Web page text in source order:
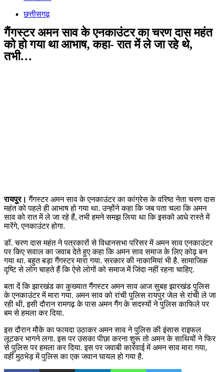
छत्तीसगढ़
गैंगस्टर अमन साव के एनकाउंटर का चरण दास महंत
को हो गया था आभाष, कहा- रात में ले जा रहे थे,
तभी…
रायपुर। गैंगस्टर अमन साव के एनकाउंटर का कांग्रेस के वरिष्ठ नेता चरण दास
महंत को पहले ही आभाष हो गया था. उन्होंने कहा कि जब पता चला कि अमन
साव को रात में ले जा रहे हैं, तभी हमने समझ लिया था कि इसको आधे रास्ते में
मारेंगे, एनकाउंटर होगा.
डॉ. चरण दास महंत ने पत्रकारों से विधानसभा परिसर में अमन साव एनकाउंटर
पर किए सवाल का जवाब देते हुए कहा कि अमन साव समाज के लिए कोढ़ बन
गया था. बहुत बड़ा गैंगस्टर मारा गया. सरकार की नाकामियां भी है. सामाजिक
दृष्टि से लोग चाहते हैं कि ऐसे लोगों को समाज में जिंदा नहीं रहना चाहिए.
बता दें कि झारखंड का कुख्यात गैंगस्टर अमन साव आज सुबह झारखंड पुलिस
के एनकाउंटर में मारा गया. अमन साव को रांची पुलिस रायपुर जेल से रांची ले जा
रही थी, इसी दौरान रामगढ़ के पास अमन गैंग के सदस्यों ने पुलिस काफिले पर
बम से हमला कर दिया.
इस दौरान मौके का फायदा उठाकर अमन साव ने पुलिस की इंसास राइफल
लूटकर भागने लगा. इस पर उसका पीछा करना शुरू तो अमन के साथियों ने फिर
से पुलिस पर हमला कर दिया. इस पर जवाबी कार्रवाई में अमन साव मारा गया,
वहीं मुठभेड़ में पुलिस का एक जवान घायल हो गया है.